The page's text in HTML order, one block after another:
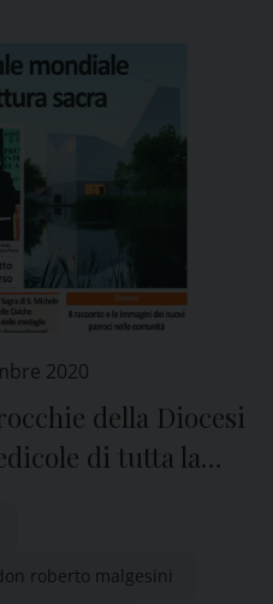
2020
della Diocesi
di tutta la
roberto malgesini